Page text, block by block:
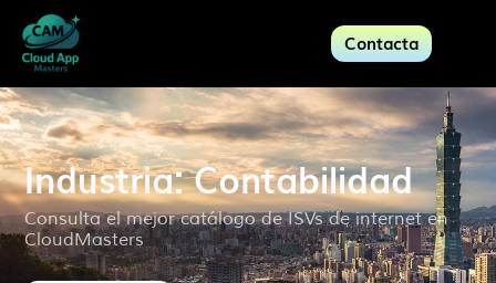
Contacta
Industria: Contabilidad
Consulta el mejor catálogo de ISVs de internet en
CloudMasters